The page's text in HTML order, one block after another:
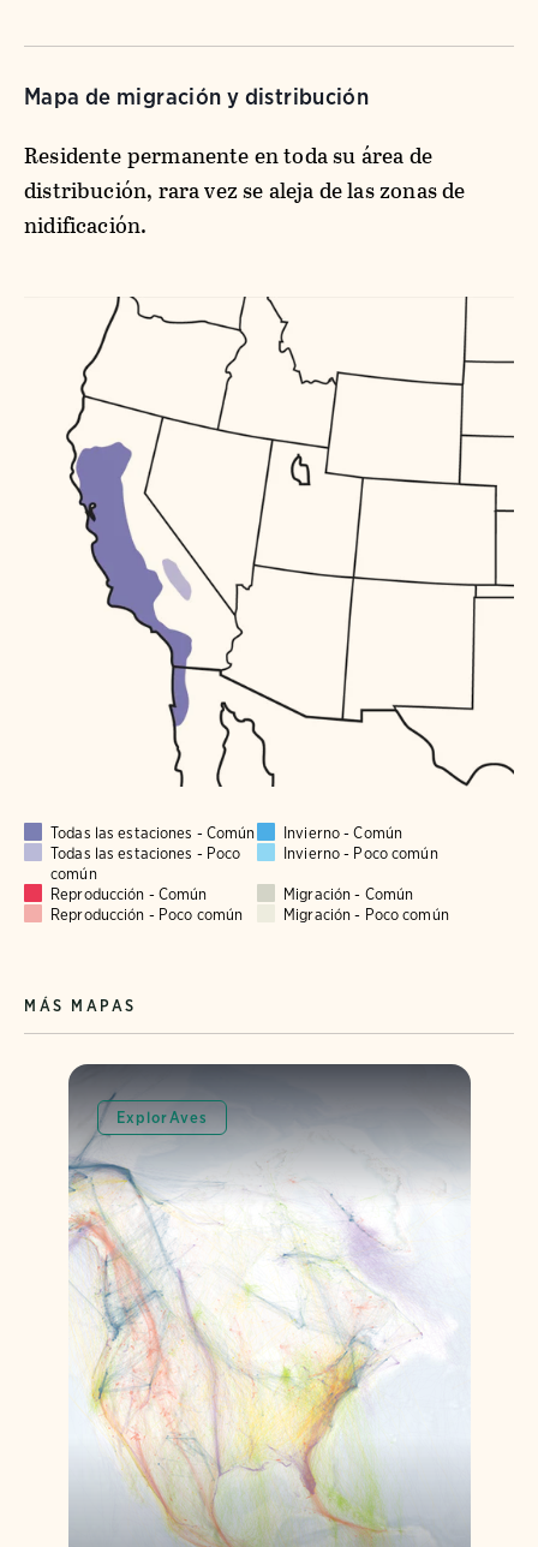
Mapa de migración y distribución
Residente permanente en toda su área de
distribución, rara vez se aleja de las zonas de
nidificación.
Todas las estaciones - Común
Invierno - Común
Todas las estaciones - Poco
común
Invierno - Poco común
Reproducción - Común
Migración - Común
Reproducción - Poco común
Migración - Poco común
MÁS MAPAS
ExplorAves